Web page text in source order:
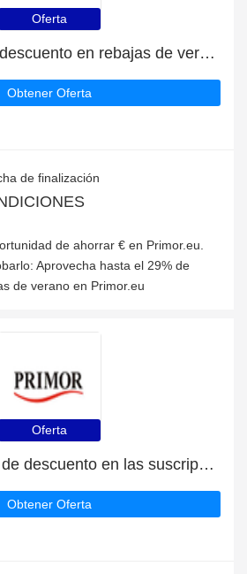
Oferta
Hasta el 29% de descuento en rebajas de verano | fin en breve
Obtener Oferta
de finalización
de ahorrar € en Primor.eu.
Aprovecha hasta el 29% de
de verano en Primor.eu
Oferta
Obtenga un 10% de descuento en las suscripciones al boletín de noticias
Obtener Oferta